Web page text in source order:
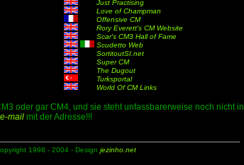
Just Practising
Love of Champman
Offensive CM
Rory Everett's CM Website
Scar's CM3 Hall of Fame
Scudetto Web
SortitoutSI.net
Super CM
The Dugout
Turksportal
World Of CM Links
oder gar CM4, und sie steht unfassbarerweise noch nicht in
e-mailmit der Adresse!!!
1998 - 2004 - Design jezinho.net